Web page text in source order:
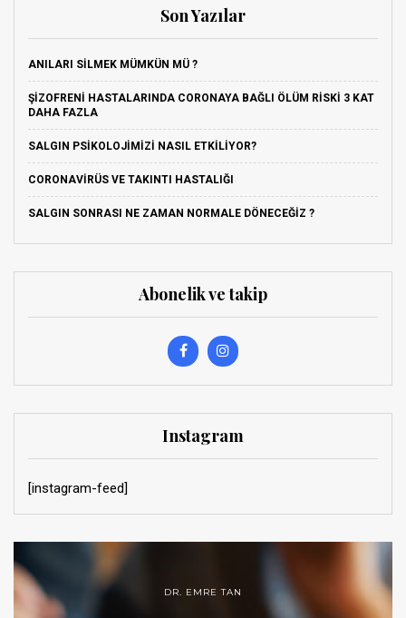
Son Yazılar
ANILARI SILMEK MÜMKÜN MÜ ?
ŞIZOFRENI HASTALARINDA CORONAYA BAĞLI ÖLÜM RISKI 3 KAT
DAHA FAZLA
SALGIN PSIKOLOJIMIZI NASIL ETKILIYOR?
CORONAVIRÜS VE TAKINTI HASTALIĞI
SALGIN SONRASI NE ZAMAN NORMALE DÖNECEĞIZ ?
Abonelik ve takip
Instagram
[instagram-feed]
DR. EMRE TAN